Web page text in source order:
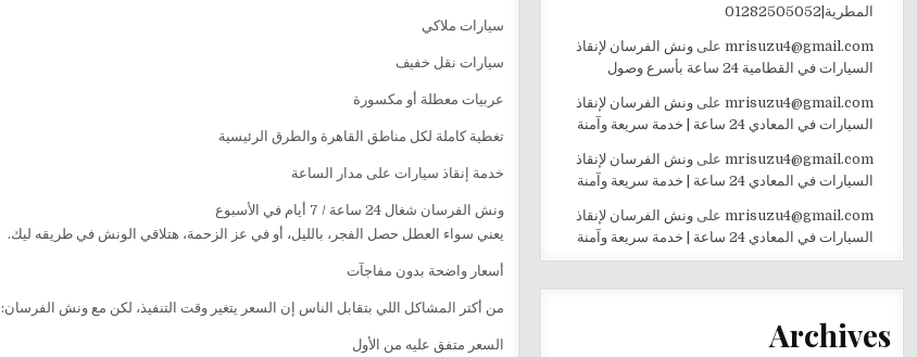
سيارات ملاكي
سيارات نقل خفيف
عربيات معطلة أو مكسورة
تغطية كاملة لكل مناطق القاهرة والطرق الرئيسية
خدمة إنقاذ سيارات على مدار الساعة
ونش الفرسان شغال 24 ساعة / 7 أيام في الأسبوع
يعني سواء العطل حصل الفجر، بالليل، أو في عز الزحمة، هتلاقي الونش في طريقه ليك.
أسعار واضحة بدون مفاجآت
من أكتر المشاكل اللي بتقابل الناس إن السعر يتغير وقت التنفيذ، لكن مع ونش الفرسان:
السعر متفق عليه من الأول
المطرية|01282505052
mrisuzu4@gmail.comعلى ونش الفرسان لإنقاذ
السيارات في القطامية 24 ساعة بأسرع وصول
mrisuzu4@gmail.comعلى ونش الفرسان لإنقاذ
السيارات في المعادي 24 ساعة | خدمة سريعة وآمنة
mrisuzu4@gmail.comعلى ونش الفرسان لإنقاذ
السيارات في المعادي 24 ساعة | خدمة سريعة وآمنة
mrisuzu4@gmail.comعلى ونش الفرسان لإنقاذ
السيارات في المعادي 24 ساعة | خدمة سريعة وآمنة
Archives